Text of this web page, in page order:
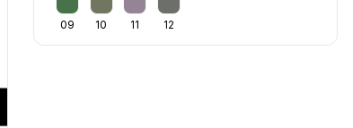
09 10 11 12